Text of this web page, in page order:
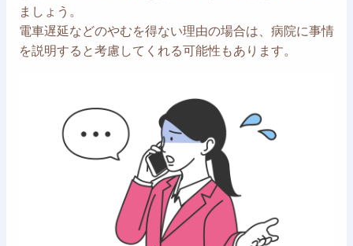
ましょう。
電車遅延などのやむを得ない理由の場合は、病院に事情
を説明すると考慮してくれる可能性もあります。